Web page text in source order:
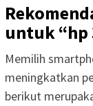
untuk “hp
Memilih
meningkatkan
berikut